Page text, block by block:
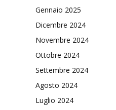
Gennaio 2025
Dicembre 2024
Novembre 2024
Ottobre 2024
Settembre 2024
Agosto 2024
Luglio 2024